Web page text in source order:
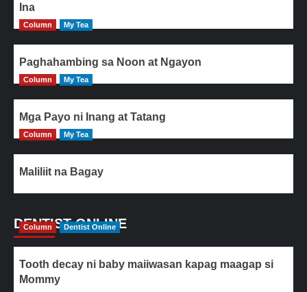
Ina
Column My Tea
Paghahambing sa Noon at Ngayon
Column My Tea
Mga Payo ni Inang at Tatang
Column My Tea
Maliliit na Bagay
DENTIST ONLINE
Column Dentist Online
Tooth decay ni baby maiiwasan kapag maagap si
Mommy